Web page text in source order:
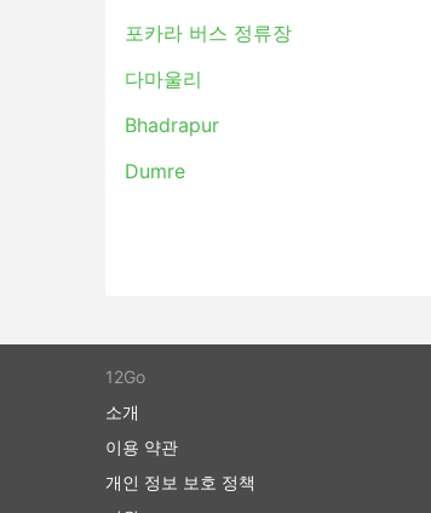
버스는 기차나 비행기로 갈
비행기 여행이나 때때로 철도
제선에서도 체크인에 많은
도가 설정되어 있는 경우 추
버스 티켓은 항공 또는 고속
수 있습니다. 더 저렴한 표준
지 데려다줍니다. 장거리 노
버스 여행 단점
새로생긴 시외 버스 터미널은
포카라 버스 정류장
다마울리
Bhadrapur
Dumre
12Go
소개
이용 약관
개인 정보 보호 정책